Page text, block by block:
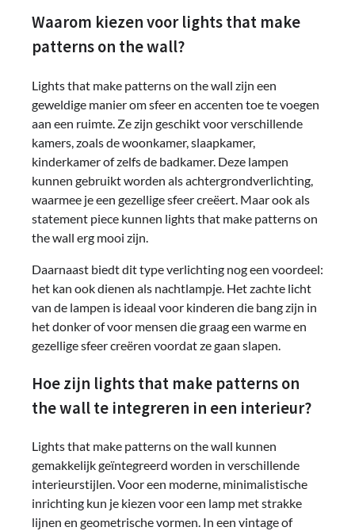
Waarom kiezen voor lights that make
patterns on the wall?
Lights that make patterns on the wall zijn een
geweldige manier om sfeer en accenten toe te voegen
aan een ruimte. Ze zijn geschikt voor verschillende
kamers, zoals de woonkamer, slaapkamer,
kinderkamer of zelfs de badkamer. Deze lampen
kunnen gebruikt worden als achtergrondverlichting,
waarmee je een gezellige sfeer creëert. Maar ook als
statement piece kunnen lights that make patterns on
the wall erg mooi zijn.
Daarnaast biedt dit type verlichting nog een voordeel:
het kan ook dienen als nachtlampje. Het zachte licht
van de lampen is ideaal voor kinderen die bang zijn in
het donker of voor mensen die graag een warme en
gezellige sfeer creëren voordat ze gaan slapen.
Hoe zijn lights that make patterns on
the wall te integreren in een interieur?
Lights that make patterns on the wall kunnen
gemakkelijk geïntegreerd worden in verschillende
interieurstijlen. Voor een moderne, minimalistische
inrichting kun je kiezen voor een lamp met strakke
lijnen en geometrische vormen. In een vintage of